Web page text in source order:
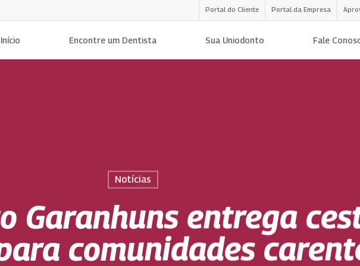
Portal do Cliente Portal da Empresa
Início Encontre um Dentista Sua Uniodonto Fale
Notícias
Garanhuns entrega
comunidades